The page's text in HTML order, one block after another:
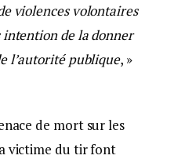
violences volontaires
de la donner
l’autorité publique, »
de mort sur les
victime du tir font